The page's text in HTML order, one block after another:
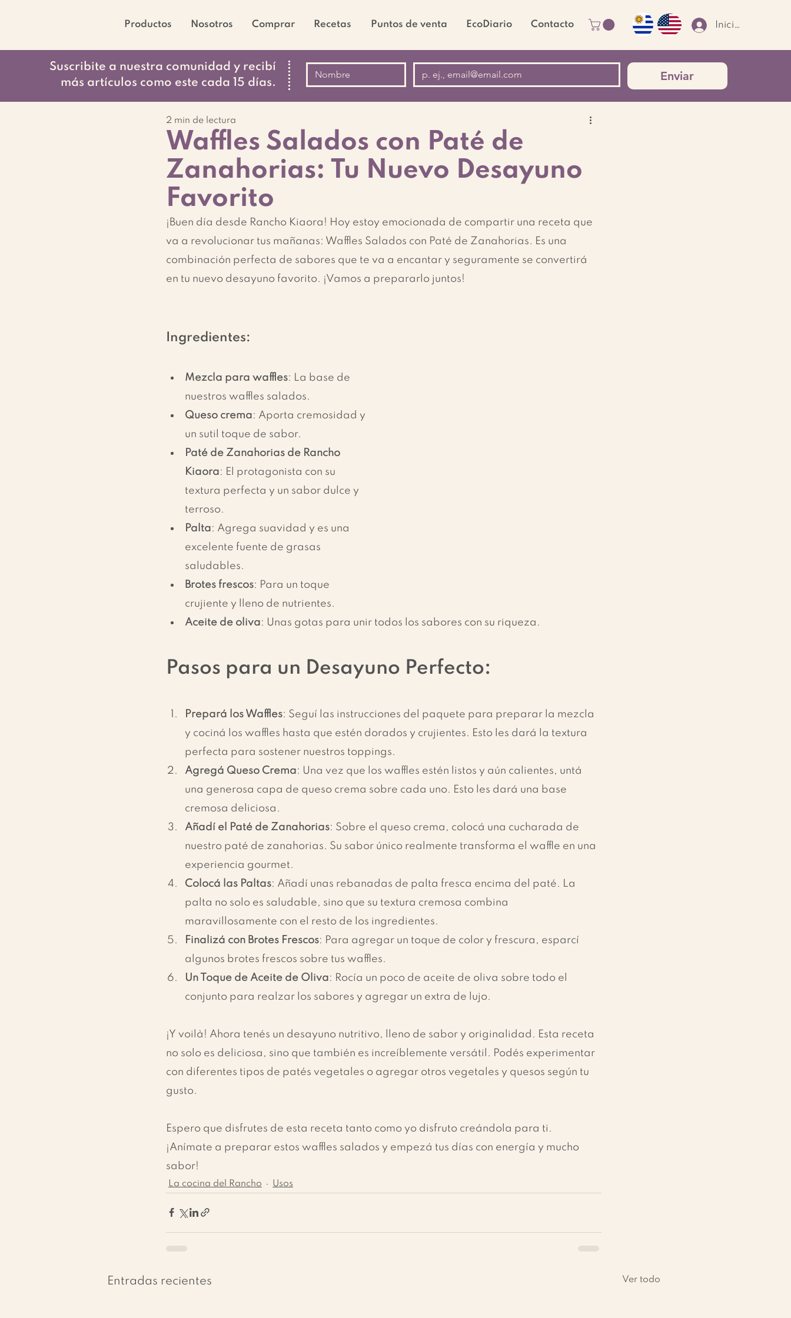
Productos Nosotros Comprar Recetas Puntos de venta EcoDiario Contacto Iniciar sesión
Suscribite a nuestra comunidad y recibí
más artículos como este cada 15 días.
Enviar
Waffles Salados con Paté de
Zanahorias: Tu Nuevo Desayuno
Favorito
2 min de lectura
¡Buen día desde Rancho Kiaora! Hoy estoy emocionada de compartir una receta que
va a revolucionar tus mañanas: Waffles Salados con Paté de Zanahorias. Es una
combinación perfecta de sabores que te va a encantar y seguramente se convertirá
en tu nuevo desayuno favorito. ¡Vamos a prepararlo juntos!
Ingredientes:
Mezcla para waffles: La base de
nuestros waffles salados.
Queso crema: Aporta cremosidad y
un sutil toque de sabor.
Paté de Zanahorias de Rancho
Kiaora: El protagonista con su
textura perfecta y un sabor dulce y
terroso.
Palta: Agrega suavidad y es una
excelente fuente de grasas
saludables.
Brotes frescos: Para un toque
crujiente y lleno de nutrientes.
Aceite de oliva: Unas gotas para unir todos los sabores con su riqueza.
Pasos para un Desayuno Perfecto:
Prepará los Waffles: Seguí las instrucciones del paquete para preparar la mezcla
y cociná los waffles hasta que estén dorados y crujientes. Esto les dará la textura
perfecta para sostener nuestros toppings.
Agregá Queso Crema: Una vez que los waffles estén listos y aún calientes, untá
una generosa capa de queso crema sobre cada uno. Esto les dará una base
cremosa deliciosa.
Añadí el Paté de Zanahorias: Sobre el queso crema, colocá una cucharada de
nuestro paté de zanahorias. Su sabor único realmente transforma el waffle en una
experiencia gourmet.
Colocá las Paltas: Añadí unas rebanadas de palta fresca encima del paté. La
palta no solo es saludable, sino que su textura cremosa combina
maravillosamente con el resto de los ingredientes.
Finalizá con Brotes Frescos: Para agregar un toque de color y frescura, esparcí
algunos brotes frescos sobre tus waffles.
Un Toque de Aceite de Oliva: Rocía un poco de aceite de oliva sobre todo el
conjunto para realzar los sabores y agregar un extra de lujo.
¡Y voilà! Ahora tenés un desayuno nutritivo, lleno de sabor y originalidad. Esta receta
no solo es deliciosa, sino que también es increíblemente versátil. Podés experimentar
con diferentes tipos de patés vegetales o agregar otros vegetales y quesos según tu
gusto.
Espero que disfrutes de esta receta tanto como yo disfruto creándola para ti.
¡Anímate a preparar estos waffles salados y empezá tus días con energía y mucho
sabor!
La cocina del Rancho Usos
Entradas recientes Ver todo